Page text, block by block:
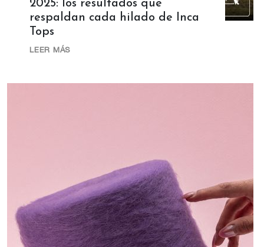
2025: los resultados que
respaldan cada hilado de Inca
Tops
LEER MÁS